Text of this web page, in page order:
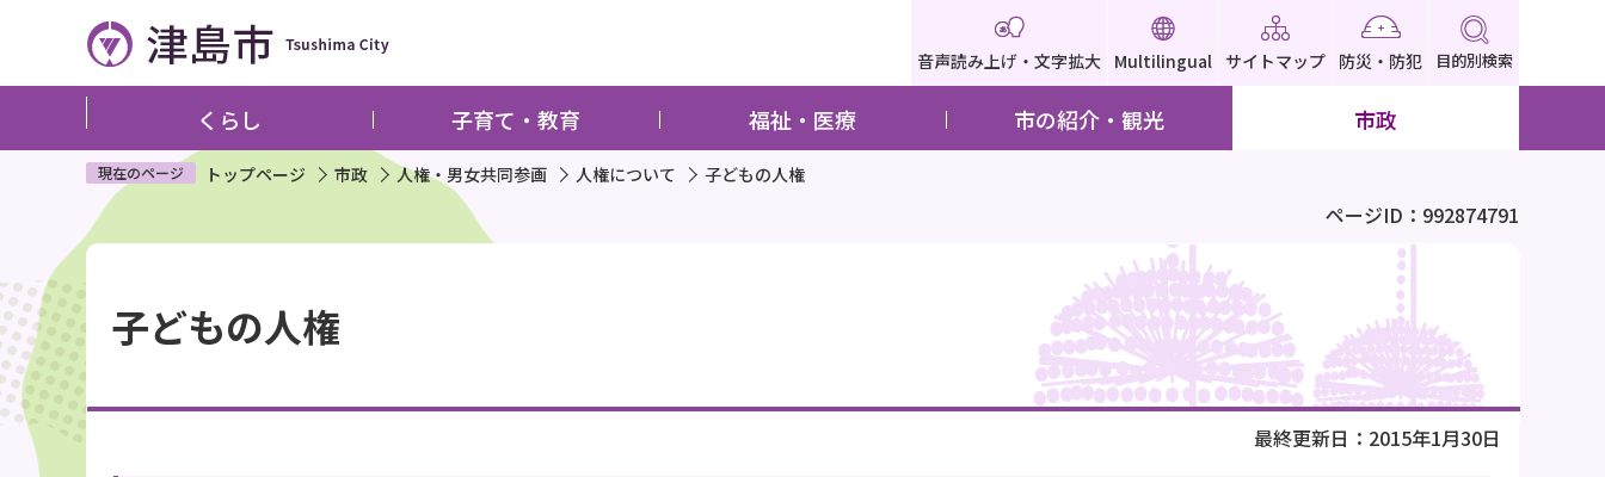
ペ
ジ
す
音声読み上げ・文字拡大 Multilingual サイトマップ 防災・防犯 目的別検索
くらし 子育て・教育 福祉・医療 市の紹介・観光 市政
現在のページ トップページ 市政 人権・男女共同参画 人権について 子どもの人権
ページID：992874791
文
こ
こ
か
ら
子どもの人権
最終更新日：2015年1月30日